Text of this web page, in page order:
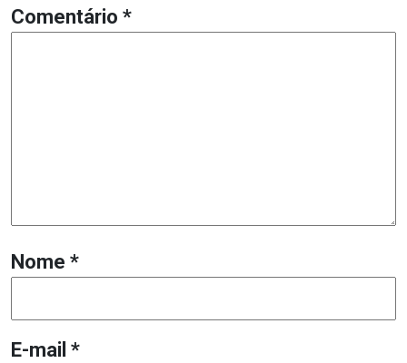
Comentário *
Nome *
E-mail *